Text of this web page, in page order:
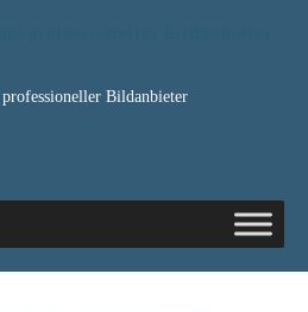
professioneller Bildanbieter